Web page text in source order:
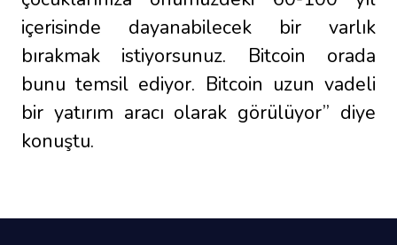
içerisinde dayanabilecek bir varlık
bırakmak istiyorsunuz. Bitcoin orada
bunu temsil ediyor. Bitcoin uzun vadeli
bir yatırım aracı olarak görülüyor” diye
konuştu.